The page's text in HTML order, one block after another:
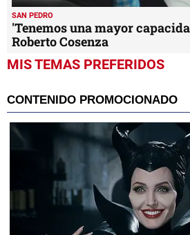
SAN PEDRO
'Tenemos una mayor
Roberto Cosenza
MIS TEMAS PREFERIDOS